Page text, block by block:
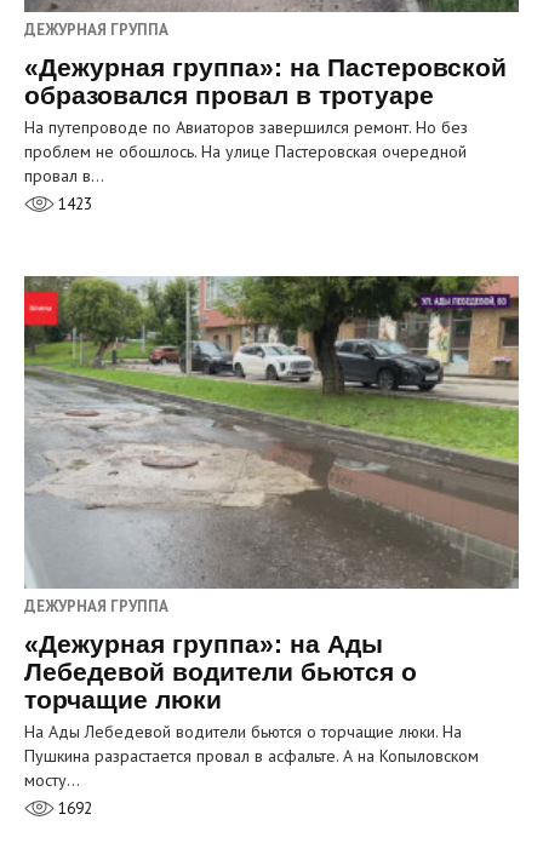
ДЕЖУРНАЯ ГРУППА
«Дежурная группа»: на Пастеровской
образовался провал в тротуаре
На путепроводе по Авиаторов завершился ремонт. Но без
проблем не обошлось. На улице Пастеровская очередной
провал в…
1423
ДЕЖУРНАЯ ГРУППА
«Дежурная группа»: на Ады
Лебедевой водители бьются о
торчащие люки
На Ады Лебедевой водители бьются о торчащие люки. На
Пушкина разрастается провал в асфальте. А на Копыловском
мосту…
1692